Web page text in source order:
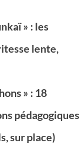
» : les
lente,
» : 18
pédagogiques
sur place)